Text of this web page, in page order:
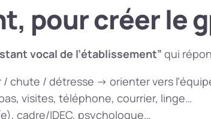
pour créer le
vocal de l’établissement” qui
/ chute / détresse → orienter vers
visites, téléphone, courrier, linge…
cadre/IDEC, psychologue…